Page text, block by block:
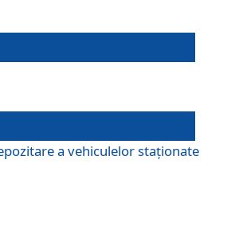
a vehiculelor staționate